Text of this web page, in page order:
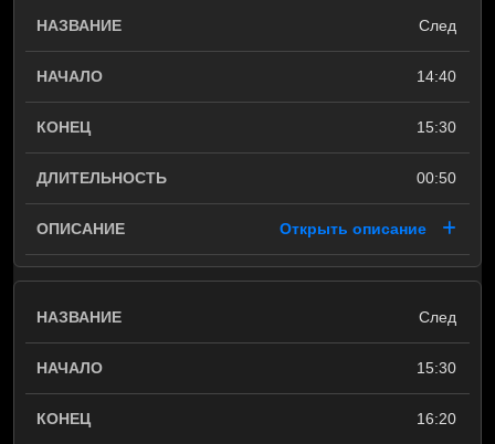
След
14:40
15:30
00:50
Открыть описание
След
15:30
16:20